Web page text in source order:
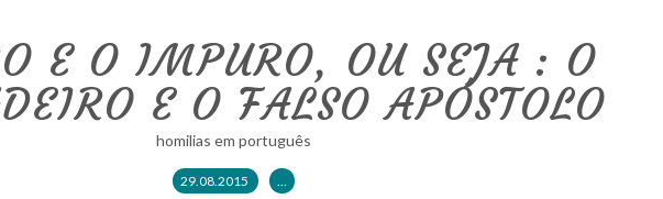
E O IMPURO, OU SEJA : O
E O FALSO APÓSTOLO
homilias em português
29.08.2015 …